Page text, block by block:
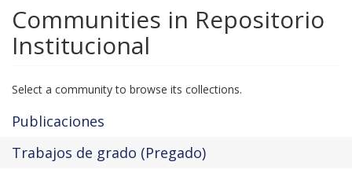
Communities in Repositorio
Institucional
Select a community to browse its collections.
Publicaciones
Trabajos de grado (Pregado)